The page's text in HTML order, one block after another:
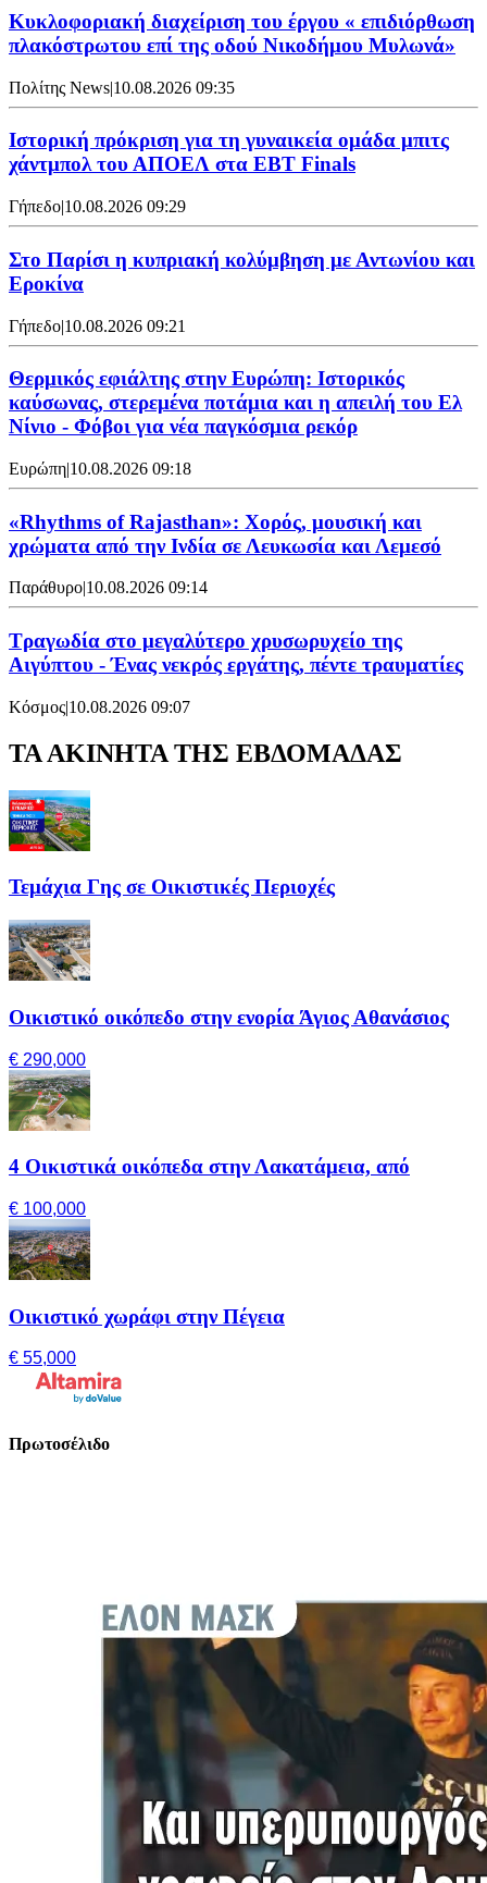
Κυκλοφοριακή διαχείριση του έργου « επιδιόρθωση
πλακόστρωτου επί της οδού Νικοδήμου Μυλωνά»
Πολίτης News|10.08.2026 09:35
Ιστορική πρόκριση για τη γυναικεία ομάδα μπιτς
χάντμπολ του ΑΠΟΕΛ στα EBT Finals
Γήπεδο|10.08.2026 09:29
Στο Παρίσι η κυπριακή κολύμβηση με Αντωνίου και
Εροκίνα
Γήπεδο|10.08.2026 09:21
Θερμικός εφιάλτης στην Ευρώπη: Ιστορικός
καύσωνας, στερεμένα ποτάμια και η απειλή του Ελ
Νίνιο - Φόβοι για νέα παγκόσμια ρεκόρ
Ευρώπη|10.08.2026 09:18
«Rhythms of Rajasthan»: Χορός, μουσική και
χρώματα από την Ινδία σε Λευκωσία και Λεμεσό
Παράθυρο|10.08.2026 09:14
Τραγωδία στο μεγαλύτερο χρυσωρυχείο της
Αιγύπτου - Ένας νεκρός εργάτης, πέντε τραυματίες
Κόσμος|10.08.2026 09:07
ΤΑ ΑΚΙΝΗΤΑ ΤΗΣ ΕΒΔΟΜΑΔΑΣ
Τεμάχια Γης σε Οικιστικές Περιοχές
Οικιστικό οικόπεδο στην ενορία Άγιος Αθανάσιος
€ 290,000
4 Οικιστικά οικόπεδα στην Λακατάμεια, από
€ 100,000
Οικιστικό χωράφι στην Πέγεια
€ 55,000
Πρωτοσέλιδο